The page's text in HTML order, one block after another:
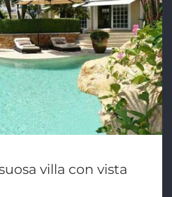
villa con vista